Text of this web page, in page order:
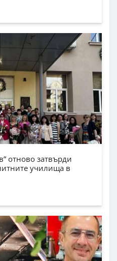
отново затвърди
училища в